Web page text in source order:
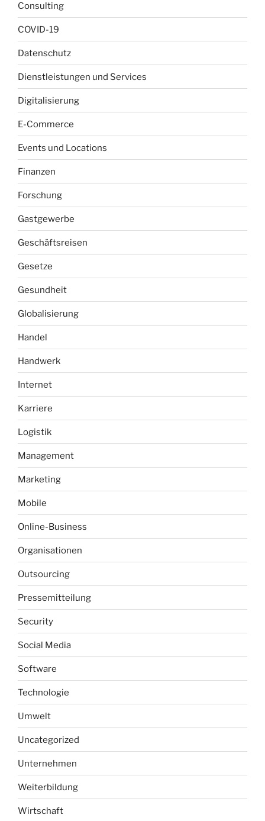
Consulting
COVID-19
Datenschutz
Dienstleistungen und Services
Digitalisierung
E-Commerce
Events und Locations
Finanzen
Forschung
Gastgewerbe
Geschäftsreisen
Gesetze
Gesundheit
Globalisierung
Handel
Handwerk
Internet
Karriere
Logistik
Management
Marketing
Mobile
Online-Business
Organisationen
Outsourcing
Pressemitteilung
Security
Social Media
Software
Technologie
Umwelt
Uncategorized
Unternehmen
Weiterbildung
Wirtschaft